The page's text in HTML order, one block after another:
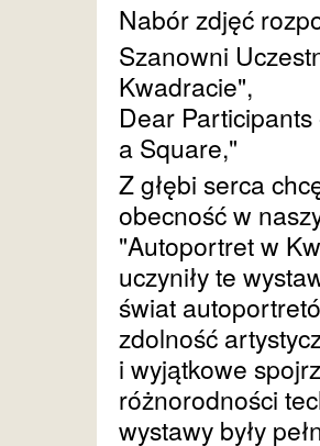
Nabór zdjęć
Szanowni
Kwadracie",
Dear
a Square,"
Z głębi serca
obecność w
"Autoportret w
uczyniły te
świat
zdolność
i wyjątkowe
różnorodności
wystawy były